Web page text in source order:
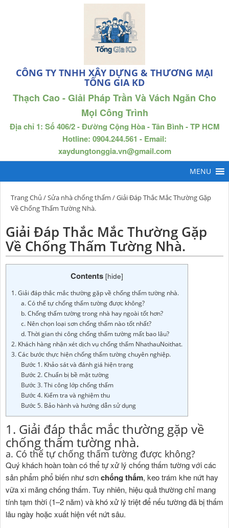
CÔNG TY TNHH XÂY DỰNG & THƯƠNG MẠI
TỐNG GIA KD
Thạch Cao - Giải Pháp Trần Và Vách Ngăn Cho
Mọi Công Trình
Địa chỉ 1: Số 406/2 - Đường Cộng Hòa - Tân Bình - TP HCM
Hotline: 0904.244.561 - Email:
xaydungtonggia.vn@gmail.com
Trang Chủ /Sửa nhà chống thấm / Giải Đáp Thắc Mắc Thường Gặp
Về Chống Thấm Tường Nhà.
Giải Đáp Thắc Mắc Thường Gặp
Về Chống Thấm Tường Nhà.
Contents [hide]
1. Giải đáp thắc mắc thường gặp về chống thấm tường nhà.
a. Có thể tự chống thấm tường được không?
b. Chống thấm tường trong nhà hay ngoài tốt hơn?
c. Nên chọn loại sơn chống thấm nào tốt nhất?
d. Thời gian thi công chống thấm tường mất bao lâu?
2. Khách hàng nhận xét dịch vụ chống thấm NhathauNoithat.
3. Các bước thực hiện chống thấm tường chuyên nghiệp.
Bước 1. Khảo sát và đánh giá hiện trạng
Bước 2. Chuẩn bị bề mặt tường
Bước 3. Thi công lớp chống thấm
Bước 4. Kiểm tra và nghiệm thu
Bước 5. Bảo hành và hướng dẫn sử dụng
1. Giải đáp thắc mắc thường gặp về
chống thấm tường nhà.
a. Có thể tự chống thấm tường được không?
Quý khách hoàn toàn có thể tự xử lý chống thấm tường với các
sản phẩm phổ biến như sơnchống thấm, keo trám khe nứt hay
vữa xi măng chống thấm. Tuy nhiên, hiệu quả thường chỉ mang
tính tạm thời (1–2 năm) và khó xử lý triệt để nếu tường đã bị thấm
lâu ngày hoặc xuất hiện vết nứt sâu.